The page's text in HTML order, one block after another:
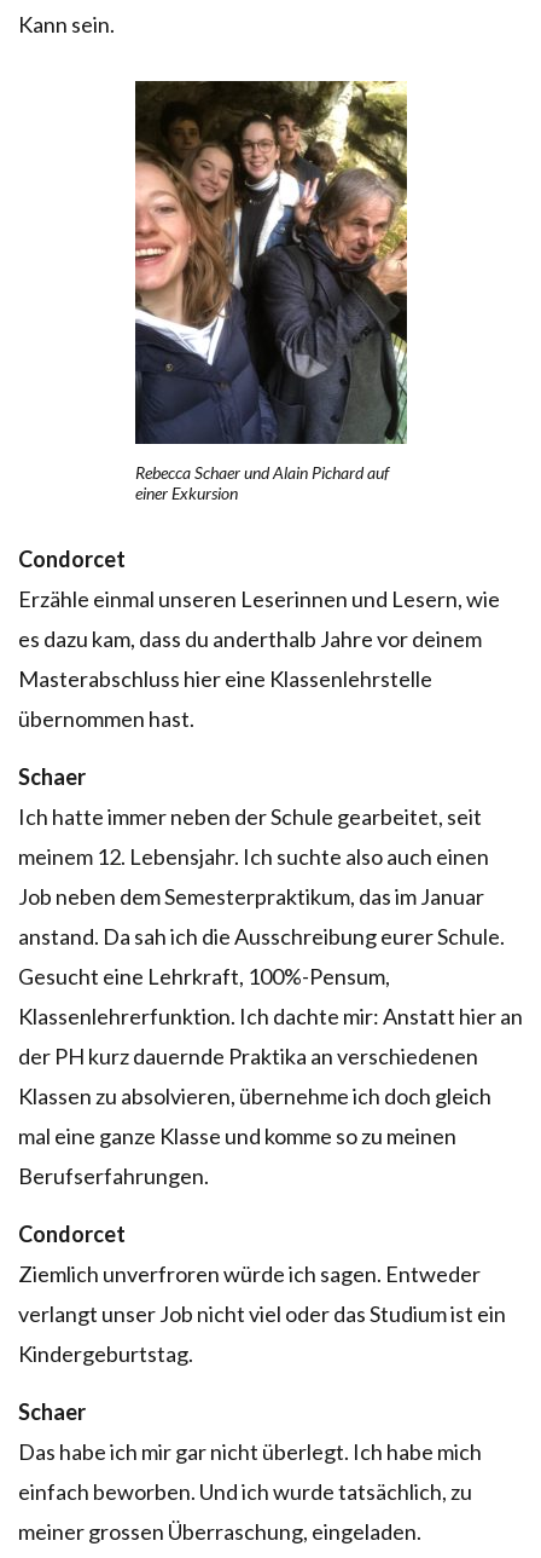
Kann sein.
Rebecca Schaer und Alain Pichard auf
einer Exkursion
Condorcet
Erzähle einmal unseren Leserinnen und Lesern, wie
es dazu kam, dass du anderthalb Jahre vor deinem
Masterabschluss hier eine Klassenlehrstelle
übernommen hast.
Schaer
Ich hatte immer neben der Schule gearbeitet, seit
meinem 12. Lebensjahr. Ich suchte also auch einen
Job neben dem Semesterpraktikum, das im Januar
anstand. Da sah ich die Ausschreibung eurer Schule.
Gesucht eine Lehrkraft, 100%-Pensum,
Klassenlehrerfunktion. Ich dachte mir: Anstatt hier an
der PH kurz dauernde Praktika an verschiedenen
Klassen zu absolvieren, übernehme ich doch gleich
mal eine ganze Klasse und komme so zu meinen
Berufserfahrungen.
Condorcet
Ziemlich unverfroren würde ich sagen. Entweder
verlangt unser Job nicht viel oder das Studium ist ein
Kindergeburtstag.
Schaer
Das habe ich mir gar nicht überlegt. Ich habe mich
einfach beworben. Und ich wurde tatsächlich, zu
meiner grossen Überraschung, eingeladen.